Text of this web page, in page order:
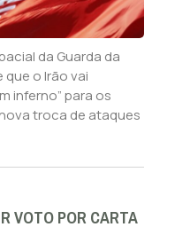
da Guarda da
o Irão vai
inferno” para os
troca de ataques
VOTO POR CARTA